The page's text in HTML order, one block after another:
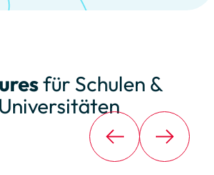
für Schulen &
Universitäten